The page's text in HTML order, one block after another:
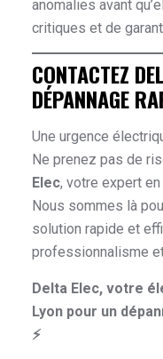
anomalies avant
critiques et de
CONTACTEZ
DÉPANNAGE
Une urgence
Ne prenez pas de
Elec, votre expert
Nous sommes là
solution rapide et
professionnalisme
Delta Elec, votre
Lyon pour un
⚡